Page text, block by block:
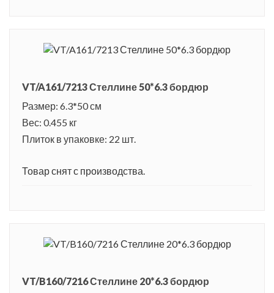
VT/A161/7213 Стеллине 50*6.3 бордюр
Размер: 6.3*50 см
Вес: 0.455 кг
Плиток в упаковке: 22 шт.
Товар снят с производства.
VT/B160/7216 Стеллине 20*6.3 бордюр